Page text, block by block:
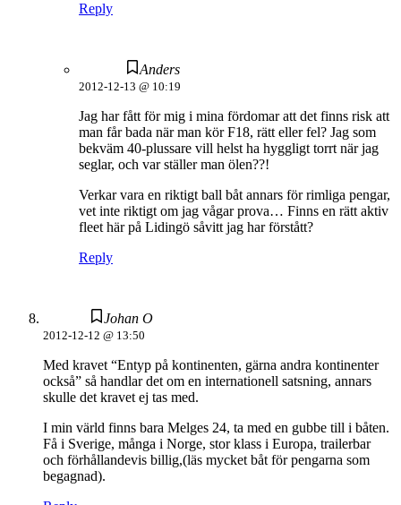
Reply
Anders
2012-12-13 @ 10:19
Jag har fått för mig i mina fördomar att det finns risk att
man får bada när man kör F18, rätt eller fel? Jag som
bekväm 40-plussare vill helst ha hyggligt torrt när jag
seglar, och var ställer man ölen??!
Verkar vara en riktigt ball båt annars för rimliga pengar,
vet inte riktigt om jag vågar prova… Finns en rätt aktiv
fleet här på Lidingö såvitt jag har förstått?
Reply
Johan O
2012-12-12 @ 13:50
Med kravet “Entyp på kontinenten, gärna andra kontinenter
också” så handlar det om en internationell satsning, annars
skulle det kravet ej tas med.
I min värld finns bara Melges 24, ta med en gubbe till i båten.
Få i Sverige, många i Norge, stor klass i Europa, trailerbar
och förhållandevis billig,(läs mycket båt för pengarna som
begagnad).